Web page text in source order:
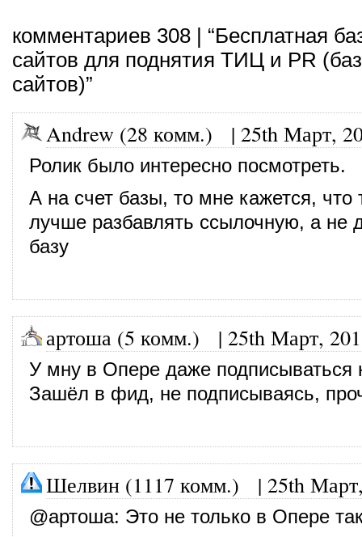
комментариев 308 | “Бесплатная
сайтов для поднятия ТИЦ и PR
сайтов)”
Andrew (28 комм.) | 25th Март,
Ролик было интересно посмотреть.
А на счет базы, то мне кажется,
лучше разбавлять ссылочную, а не
базу
артоша (5 комм.) | 25th Март,
У мну в Опере даже подписываться
Зашёл в фид, не подписываясь,
Шелвин (1117 комм.) | 25th
@артоша: Это не только в Опере